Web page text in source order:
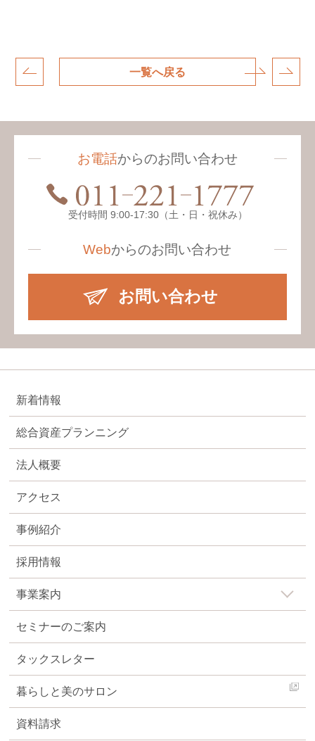
一覧へ戻る
お電話からのお問い合わせ
受付時間 9:00-17:30（土・日・祝休み）
Webからのお問い合わせ
お問い合わせ
新着情報
総合資産プランニング
法人概要
アクセス
事例紹介
採用情報
事業案内
セミナーのご案内
タックスレター
暮らしと美のサロン
資料請求